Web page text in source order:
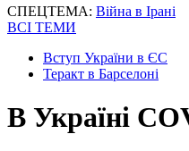
СПЕЦТЕМА: Війна в Ірані
ВСІ ТЕМИ
Вступ України в ЄС
Теракт в Барселоні
В Україні